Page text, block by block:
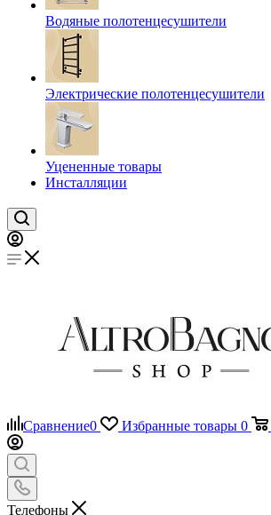
Водяные полотенцесушители
Электрические полотенцесушители
Уцененные товары
Инсталляции
Сравнение0 Избранные товары 0
Телефоны